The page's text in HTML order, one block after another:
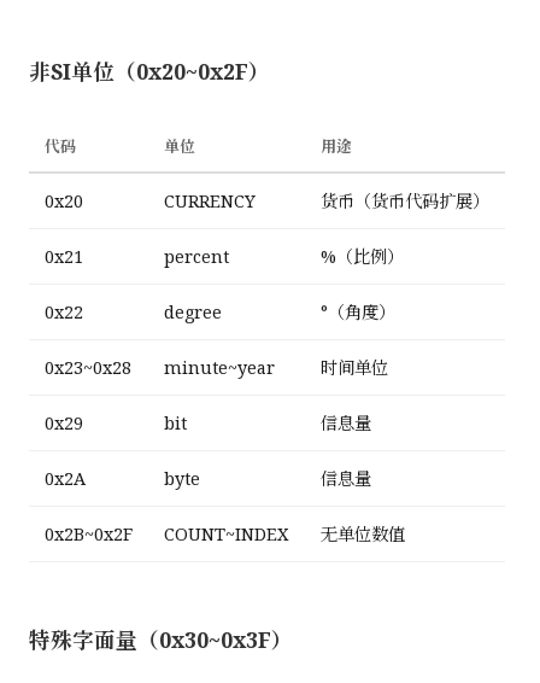
非SI单位（0x20~0x2F）
代码 单位 用途
0x20 CURRENCY 货币（货币代码扩展）
0x21 percent %（比例）
0x22 degree °（角度）
0x23~0x28 minute~year 时间单位
0x29 bit 信息量
0x2A byte 信息量
0x2B~0x2F COUNT~INDEX 无单位数值
特殊字面量（0x30~0x3F）